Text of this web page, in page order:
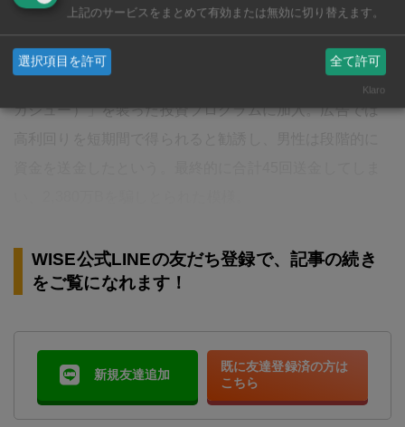
また、先日確認された特殊詐欺被害ケースについて詳細
を明らかにした。被害者の元公務員男性はネット広告か
らタイのオーガニック食専門店ブランド「Ohkajhu（オー
カジュー）」を装った投資プログラムに加入。広告では
WISE公式LINEの友だち登録で、記事の続き
をご覧になれます！
新規友達追加
既に友達登録済の方は
こちら
上記のサービスをまとめて有効または無効に切り替えます。
選択項目を許可 全て許可
Klaro